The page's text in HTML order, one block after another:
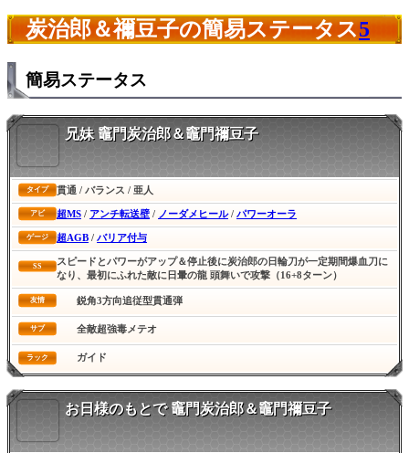
炭治郎＆禰豆子の簡易ステータス5
簡易ステータス
兄妹 竈門炭治郎＆竈門禰豆子
タイプ 貫通 / バランス / 亜人
アビ 超MS / アンチ転送壁 / ノーダメヒール/ パワーオーラ
ゲージ 超AGB / バリア付与
SS
スピードとパワーがアップ＆停止後に炭治郎の日輪刀が一定期間爆血刀に
なり、最初にふれた敵に日暈の龍 頭舞いで攻撃（16+8ターン）
友情 鋭角3方向追従型貫通弾
サブ 全敵超強毒メテオ
ラック ガイド
お日様のもとで 竈門炭治郎＆竈門禰豆子